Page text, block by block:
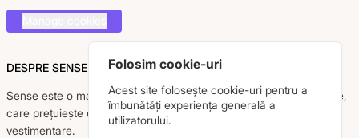
DESPRE SENSE
Sense este o marcă românească dedicată femeii moderne, active,
care prețuiește eleganța, confortul și calitatea pieselor
vestimentare.
Folosim cookie-uri
Acest site folosește cookie-uri pentru a
îmbunătăți experiența generală a
utilizatorului.